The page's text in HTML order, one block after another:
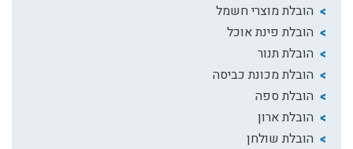
הובלת מוצרי חשמל
הובלת פינת אוכל
הובלת תנור
הובלת מכונת כביסה
הובלת ספה
הובלת ארון
הובלת שולחן